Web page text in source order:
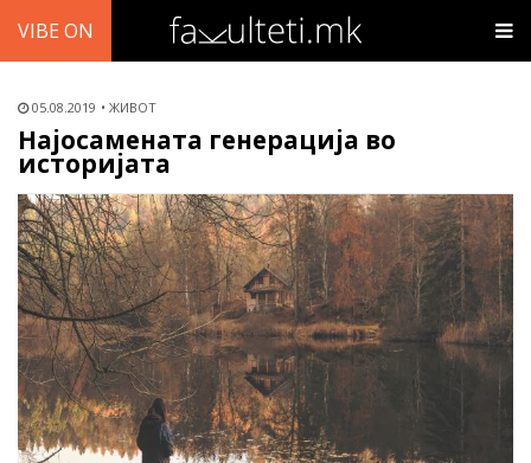
VIBE ON
05.08.2019 ЖИВОТ
Најосамената генерација во
историјата